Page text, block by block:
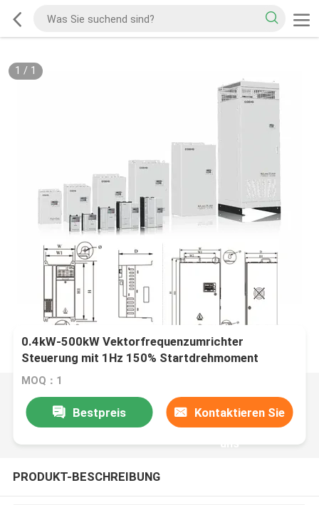
1 / 1
0.4kW-500kW Vektorfrequenzumrichter
Steuerung mit 1Hz 150% Startdrehmoment
1000m Nennhöhe Betrieb
MOQ：1
Bestpreis Kontaktieren Sie
uns
PRODUKT-BESCHREIBUNG